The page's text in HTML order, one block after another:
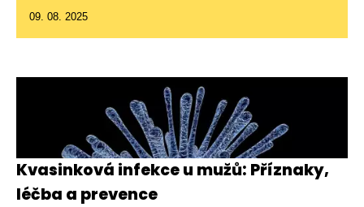
09. 08. 2025
Kvasinková infekce u mužů: Příznaky,
léčba a prevence